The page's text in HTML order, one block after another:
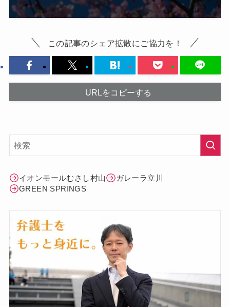
この記事のシェア拡散にご協力を！
URLをコピーする
イオンモールむさし村山
ガレーラ立川
GREEN SPRINGS